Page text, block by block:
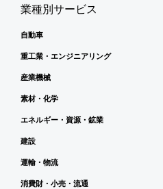
業種別サービス
自動車
重工業・エンジニアリング
産業機械
素材・化学
エネルギー・資源・鉱業
建設
運輸・物流
消費財・小売・流通